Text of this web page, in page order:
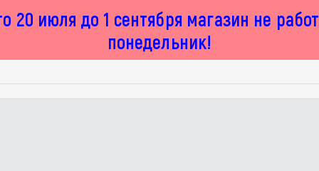
20 июля до 1 сентября магазин не
понедельник!